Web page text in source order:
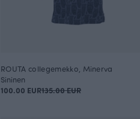
ROUTA collegemekko, Minerva
Sininen
100.00 EUR135.00 EUR